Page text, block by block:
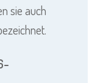
sie auch